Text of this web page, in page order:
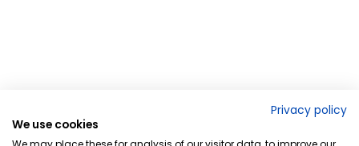
Privacy policy
We use cookies